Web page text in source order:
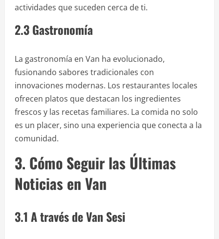
actividades que suceden cerca de ti.
2.3 Gastronomía
La gastronomía en Van ha evolucionado,
fusionando sabores tradicionales con
innovaciones modernas. Los restaurantes locales
ofrecen platos que destacan los ingredientes
frescos y las recetas familiares. La comida no solo
es un placer, sino una experiencia que conecta a la
comunidad.
3. Cómo Seguir las Últimas
Noticias en Van
3.1 A través de Van Sesi